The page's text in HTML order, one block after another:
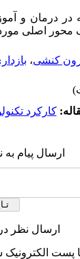
در درمان و
محور اصلی
کنشی،
کارکرد
ارسال پیام
ارسال نظر
پست الکترونیک